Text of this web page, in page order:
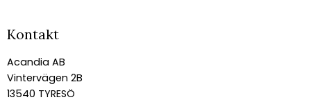
Kontakt
Acandia AB
Vintervägen 2B
13540 TYRESÖ